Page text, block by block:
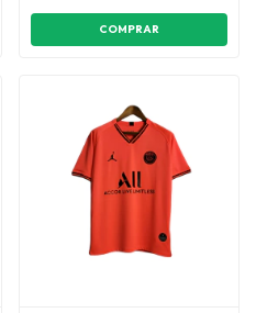
COMPRAR